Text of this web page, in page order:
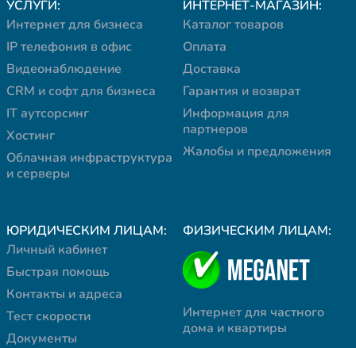
УСЛУГИ:
Интернет для бизнеса
IP телефония в офис
Видеонаблюдение
CRM и софт для бизнеса
IT аутсорсинг
Хостинг
Облачная инфраструктура
и серверы
ИНТЕРНЕТ-МАГАЗИН:
Каталог товаров
Оплата
Доставка
Гарантия и возврат
Информация для
партнеров
Жалобы и предложения
ЮРИДИЧЕСКИМ ЛИЦАМ:
Личный кабинет
Быстрая помощь
Контакты и адреса
Тест скорости
Документы
ФИЗИЧЕСКИМ ЛИЦАМ:
Интернет для частного
дома и квартиры